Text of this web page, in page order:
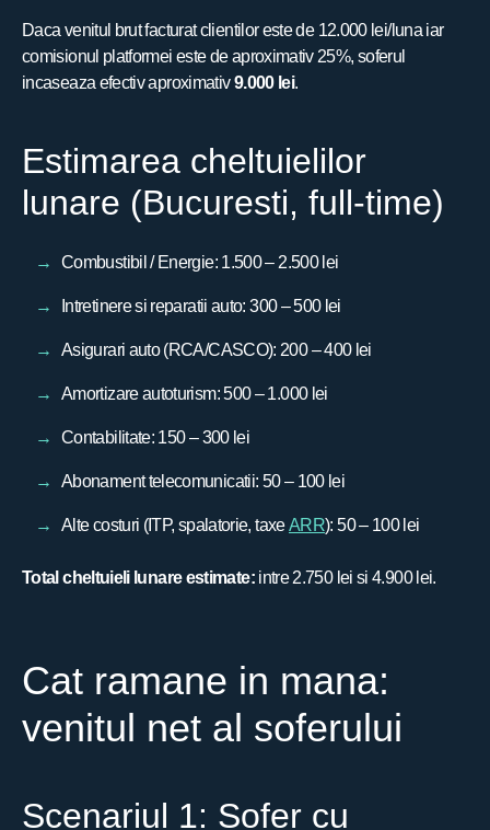
Daca venitul brut facturat clientilor este de 12.000 lei/luna iar
comisionul platformei este de aproximativ 25%, soferul
incaseaza efectiv aproximativ9.000 lei.
Estimarea cheltuielilor
lunare (Bucuresti, full-time)
Combustibil / Energie: 1.500 – 2.500 lei
Intretinere si reparatii auto: 300 – 500 lei
Asigurari auto (RCA/CASCO): 200 – 400 lei
Amortizare autoturism: 500 – 1.000 lei
Contabilitate: 150 – 300 lei
Abonament telecomunicatii: 50 – 100 lei
Alte costuri (ITP, spalatorie, taxeARR): 50 – 100 lei
Total cheltuieli lunare estimate:intre 2.750 lei si 4.900 lei.
Cat ramane in mana:
venitul net al soferului
Scenariul 1: Sofer cu